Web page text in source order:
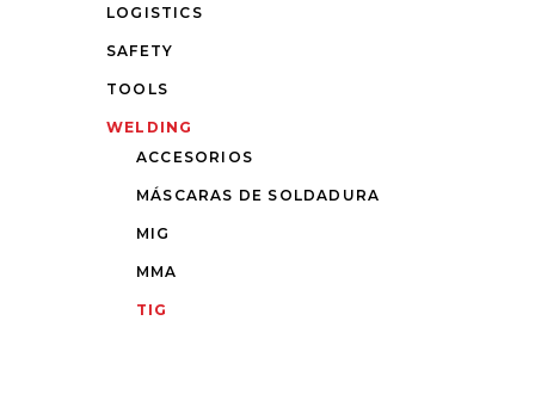
LOGISTICS
SAFETY
TOOLS
WELDING
ACCESORIOS
MÁSCARAS DE SOLDADURA
MIG
MMA
TIG